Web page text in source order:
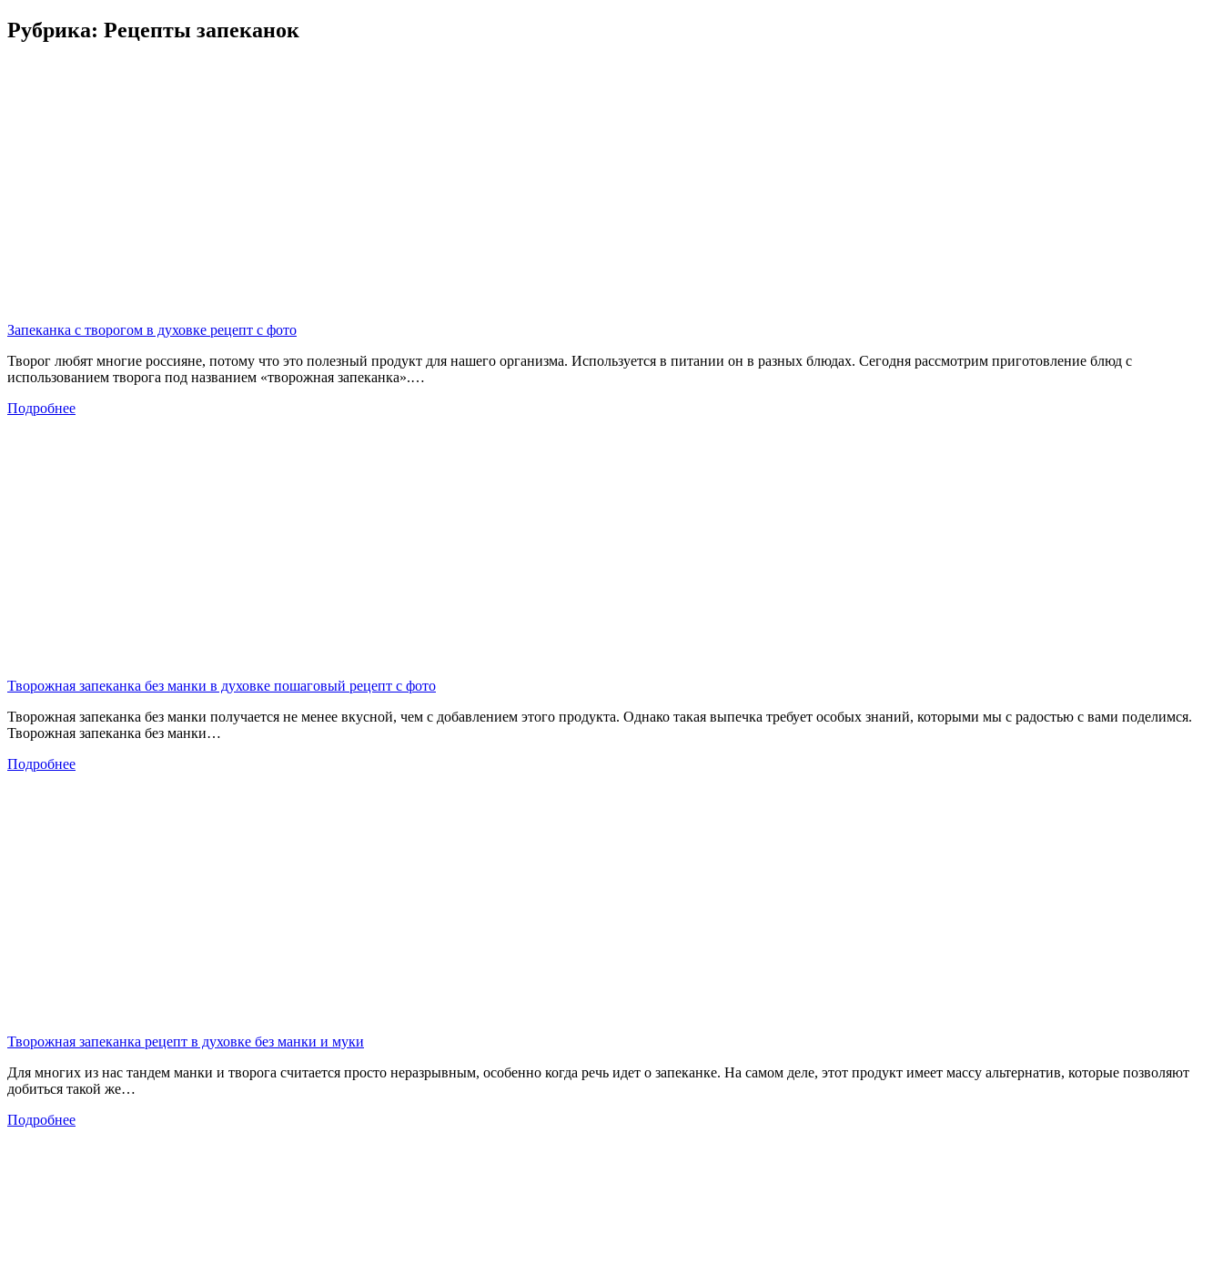
Рубрика: Рецепты запеканок
Запеканка с творогом в духовке рецепт с фото
Творог любят многие россияне, потому что это полезный продукт для нашего организма. Используется в питании он в разных блюдах. Сегодня рассмотрим приготовление блюд с
использованием творога под названием «творожная запеканка».…
Подробнее
Творожная запеканка без манки в духовке пошаговый рецепт с фото
Творожная запеканка без манки получается не менее вкусной, чем с добавлением этого продукта. Однако такая выпечка требует особых знаний, которыми мы с радостью с вами поделимся.
Творожная запеканка без манки…
Подробнее
Творожная запеканка рецепт в духовке без манки и муки
Для многих из нас тандем манки и творога считается просто неразрывным, особенно когда речь идет о запеканке. На самом деле, этот продукт имеет массу альтернатив, которые позволяют
добиться такой же…
Подробнее